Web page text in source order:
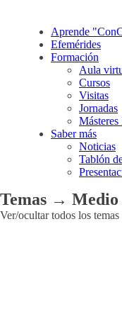
Aprende
Efemérides
Formación
Aula
Cursos
Visitas
Jornadas
Másteres
Saber más
Noticias
Tablón
Temas → Medio
Ver/ocultar todos los temas